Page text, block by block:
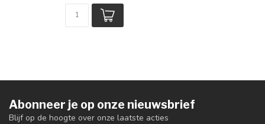
Abonneer je op onze nieuwsbrief
Blijf op de hoogte over onze laatste acties